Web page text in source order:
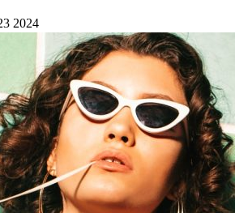
2024